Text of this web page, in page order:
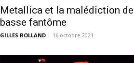
Metallica et la malédiction
basse fantôme
GILLES ROLLAND - 16 octobre 2021